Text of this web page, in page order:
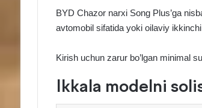
BYD Chazor narxi Song Plus’ga
avtomobil sifatida yoki oilaviy
Kirish uchun zarur bo’lgan minimal
Ikkala modelni